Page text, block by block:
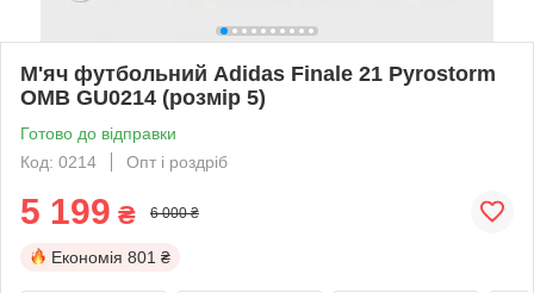
М'яч футбольний Adidas Finale 21 Pyrostorm
OMB GU0214 (розмір 5)
Готово до відправки
Код: 0214
Опт і роздріб
5 199 ₴ 6 000 ₴
Економія 801 ₴